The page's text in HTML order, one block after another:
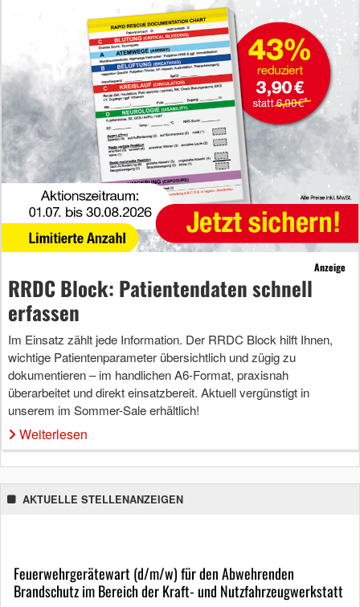
Anzeige
RRDC Block: Patientendaten schnell
erfassen
Im Einsatz zählt jede Information. Der RRDC Block hilft Ihnen,
wichtige Patientenparameter übersichtlich und zügig zu
dokumentieren – im handlichen A6-Format, praxisnah
überarbeitet und direkt einsatzbereit. Aktuell vergünstigt in
unserem im Sommer-Sale erhältlich!
Weiterlesen
AKTUELLE STELLENANZEIGEN
Feuerwehrgerätewart (d/m/w) für den Abwehrenden
Brandschutz im Bereich der Kraft- und Nutzfahrzeugwerkstatt